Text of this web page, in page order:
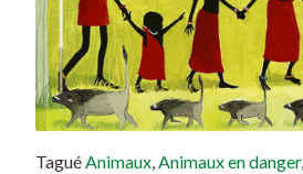
Tagué Animaux Animaux en danger,